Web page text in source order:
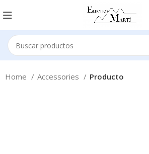
Home Accessories Producto